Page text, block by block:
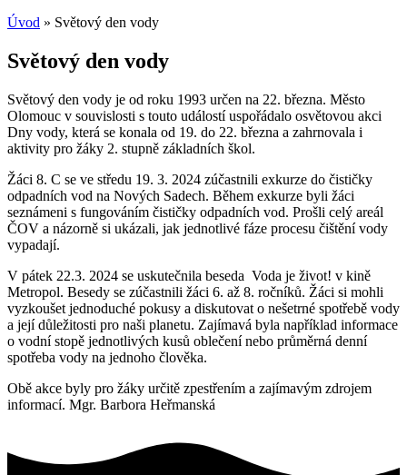
Úvod » Světový den vody
Světový den vody
Světový den vody je od roku 1993 určen na 22. března. Město
Olomouc v souvislosti s touto událostí uspořádalo osvětovou akci
Dny vody, která se konala od 19. do 22. března a zahrnovala i
aktivity pro žáky 2. stupně základních škol.
Žáci 8. C se ve středu 19. 3. 2024 zúčastnili exkurze do čističky
odpadních vod na Nových Sadech. Během exkurze byli žáci
seznámeni s fungováním čističky odpadních vod. Prošli celý areál
ČOV a názorně si ukázali, jak jednotlivé fáze procesu čištění vody
vypadají.
V pátek 22.3. 2024 se uskutečnila beseda Voda je život! v kině
Metropol. Besedy se zúčastnili žáci 6. až 8. ročníků. Žáci si mohli
vyzkoušet jednoduché pokusy a diskutovat o nešetrné spotřebě vody
a její důležitosti pro naši planetu. Zajímavá byla například informace
o vodní stopě jednotlivých kusů oblečení nebo průměrná denní
spotřeba vody na jednoho člověka.
Obě akce byly pro žáky určitě zpestřením a zajímavým zdrojem
informací. Mgr. Barbora Heřmanská